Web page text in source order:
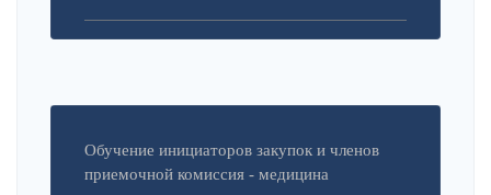
Обучение инициаторов закупок и членов
приемочной комиссия - медицина